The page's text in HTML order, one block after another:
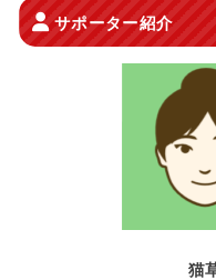
サポーター紹介
猫